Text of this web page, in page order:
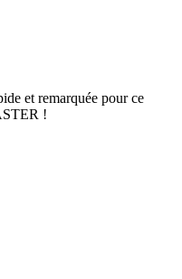
et remarquée pour ce
!